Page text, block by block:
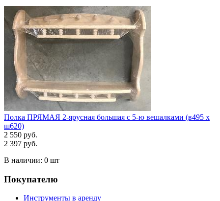
Полка ПРЯМАЯ 2-ярусная большая с 5-ю вешалками (в495 х
ш620)
2 550 руб.
2 397 руб.
В наличии: 0 шт
Покупателю
Инструменты в аренду